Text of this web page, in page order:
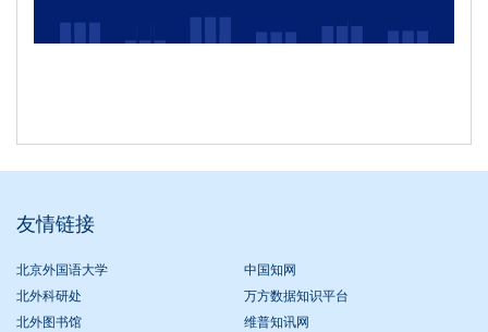
友情链接
北京外国语大学
中国知网
北外科研处
万方数据知识平台
北外图书馆
维普知讯网